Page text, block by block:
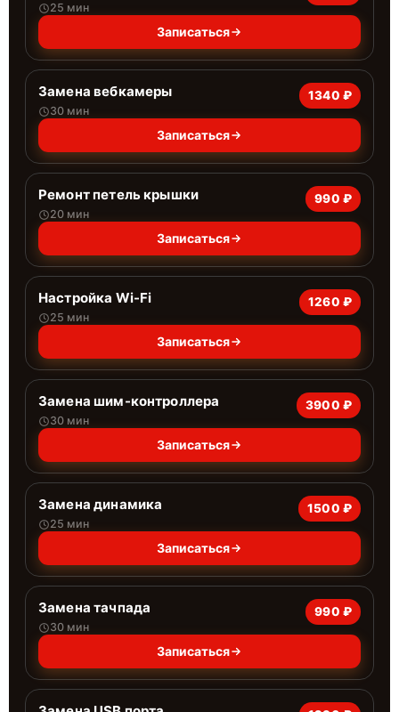
25 мин
Записаться
Замена вебкамеры
30 мин
1340 ₽
Записаться
Ремонт петель крышки
20 мин
990 ₽
Записаться
Настройка Wi-Fi
25 мин
1260 ₽
Записаться
Замена шим-контроллера
30 мин
3900 ₽
Записаться
Замена динамика
25 мин
1500 ₽
Записаться
Замена тачпада
30 мин
990 ₽
Записаться